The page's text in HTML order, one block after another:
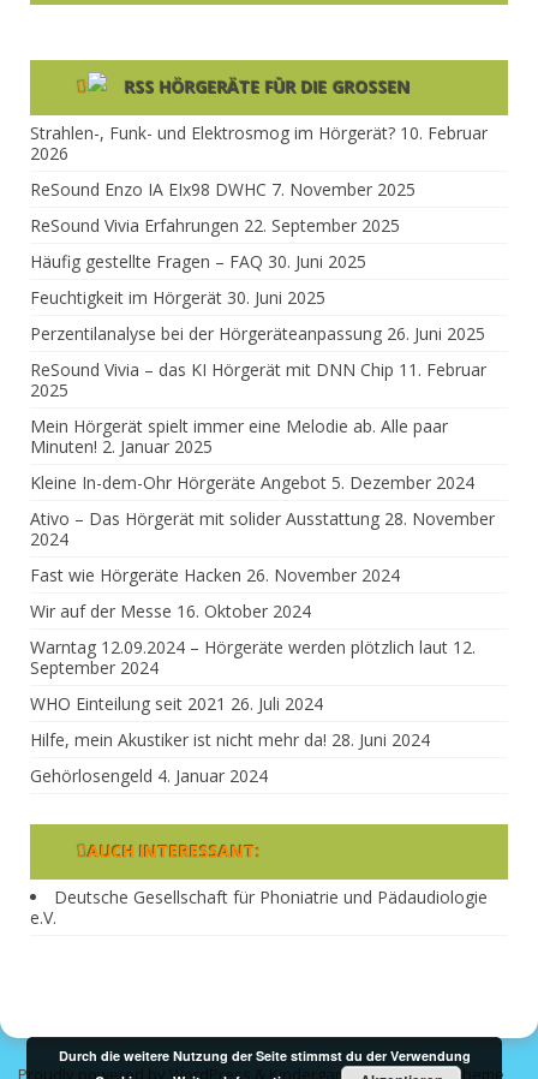
HÖRGERÄTE FÜR DIE GROSSEN
Strahlen-, Funk- und Elektrosmog im Hörgerät? 10. Februar
2026
ReSound Enzo IA EIx98 DWHC 7. November 2025
ReSound Vivia Erfahrungen 22. September 2025
Häufig gestellte Fragen – FAQ 30. Juni 2025
Feuchtigkeit im Hörgerät 30. Juni 2025
Perzentilanalyse bei der Hörgeräteanpassung 26. Juni 2025
ReSound Vivia – das KI Hörgerät mit DNN Chip 11. Februar
2025
Mein Hörgerät spielt immer eine Melodie ab. Alle paar
Minuten! 2. Januar 2025
Kleine In-dem-Ohr Hörgeräte Angebot 5. Dezember 2024
Ativo – Das Hörgerät mit solider Ausstattung 28. November
2024
Fast wie Hörgeräte Hacken 26. November 2024
Wir auf der Messe 16. Oktober 2024
Warntag 12.09.2024 – Hörgeräte werden plötzlich laut 12.
September 2024
WHO Einteilung seit 2021 26. Juli 2024
Hilfe, mein Akustiker ist nicht mehr da! 28. Juni 2024
Gehörlosengeld 4. Januar 2024
AUCH INTERESSANT:
Deutsche Gesellschaft für Phoniatrie und Pädaudiologie
e.V.
Proudly powered by WordPress & Kindergarten WordPress Theme
Durch die weitere Nutzung der Seite stimmst du der Verwendung